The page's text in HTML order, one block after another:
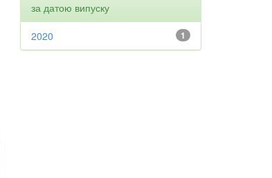
за датою випуску
1
2020